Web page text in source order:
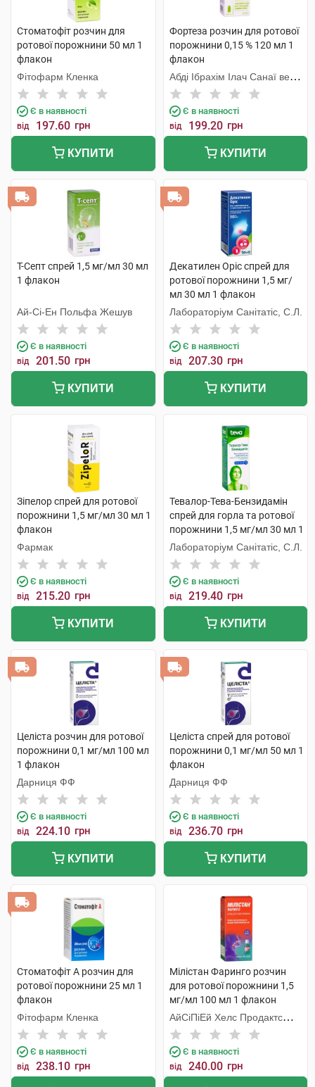
Стоматофіт розчин для
ротової порожнини 50 мл 1
флакон
Фітофарм Кленка
Є в наявності
від 197.60 грн
КУПИТИ
Фортеза розчин для ротової
порожнини 0,15 % 120 мл 1
флакон
Абді Ібрахім Ілач Санаї ве
Тіджарет
Є в наявності
від 199.20 грн
КУПИТИ
Т-Септ спрей 1,5 мг/мл 30 мл
1 флакон
Ай-Сі-Ен Польфа Жешув
Є в наявності
від 201.50 грн
КУПИТИ
Декатилен Оріс спрей для
ротової порожнини 1,5 мг/
мл 30 мл 1 флакон
Лабораторіум Санітатіс, С.Л.
Є в наявності
від 207.30 грн
КУПИТИ
Зіпелор спрей для ротової
порожнини 1,5 мг/мл 30 мл 1
флакон
Фармак
Є в наявності
від 215.20 грн
КУПИТИ
Тевалор-Тева-Бензидамін
спрей для горла та ротової
порожнини 1,5 мг/мл 30 мл 1
флакон
Лабораторіум Санітатіс, С.Л.
Є в наявності
від 219.40 грн
КУПИТИ
Целіста розчин для ротової
порожнини 0,1 мг/мл 100 мл
1 флакон
Дарниця ФФ
Є в наявності
від 224.10 грн
КУПИТИ
Целіста спрей для ротової
порожнини 0,1 мг/мл 50 мл 1
флакон
Дарниця ФФ
Є в наявності
від 236.70 грн
КУПИТИ
Стоматофіт А розчин для
ротової порожнини 25 мл 1
флакон
Фітофарм Кленка
Є в наявності
від 238.10 грн
Мілістан Фаринго розчин
для ротової порожнини 1,5
мг/мл 100 мл 1 флакон
АйСіПіЕй Хелс Продактc
Лімітед
Є в наявності
від 240.00 грн